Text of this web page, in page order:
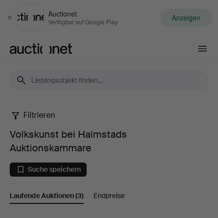
Schließen
Auctionet
Verfügbar auf Google Play Anzeigen
Volkskunst
bei
Halmstads
Auktionskammare
Filtrieren
Volkskunst bei Halmstads
Auktionskammare
Suche speichern
Laufende Auktionen(3) Endpreise